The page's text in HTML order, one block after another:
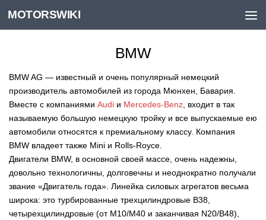
Skip to content
MOTORSWIKI
BMW
BMW AG — известный и очень популярный немецкий
производитель автомобилей из города Мюнхен, Бавария.
Вместе с компаниями Audi и Mercedes-Benz , входит в так
называемую большую немецкую тройку и все выпускаемые ею
автомобили относятся к премиальному классу. Компания
BMW владеет также Mini и Rolls-Royce.
Двигатели BMW, в основной своей массе, очень надежны,
довольно технологичны, долговечны и неоднократно получали
звание «Двигатель года». Линейка силовых агрегатов весьма
широка: это турбированные трехцилиндровые B38,
четырехцилиндровые (от М10/М40 и заканчивая N20/B48),